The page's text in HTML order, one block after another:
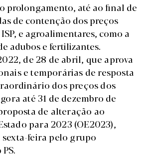
prolongamento, até ao final de
de contenção dos preços
e agroalimentares, como a
adubos e fertilizantes.
de 28 de abril, que aprova
e temporárias de resposta
dos preços dos
até 31 de dezembro de
de alteração ao
para 2023 (OE2023),
feira pelo grupo